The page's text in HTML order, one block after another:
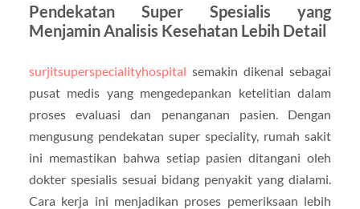
Pendekatan Super Spesialis yang
Menjamin Analisis Kesehatan Lebih Detail
surjitsuperspecialityhospital semakin dikenal sebagai
pusat medis yang mengedepankan ketelitian dalam
proses evaluasi dan penanganan pasien. Dengan
mengusung pendekatan super speciality, rumah sakit
ini memastikan bahwa setiap pasien ditangani oleh
dokter spesialis sesuai bidang penyakit yang dialami.
Cara kerja ini menjadikan proses pemeriksaan lebih